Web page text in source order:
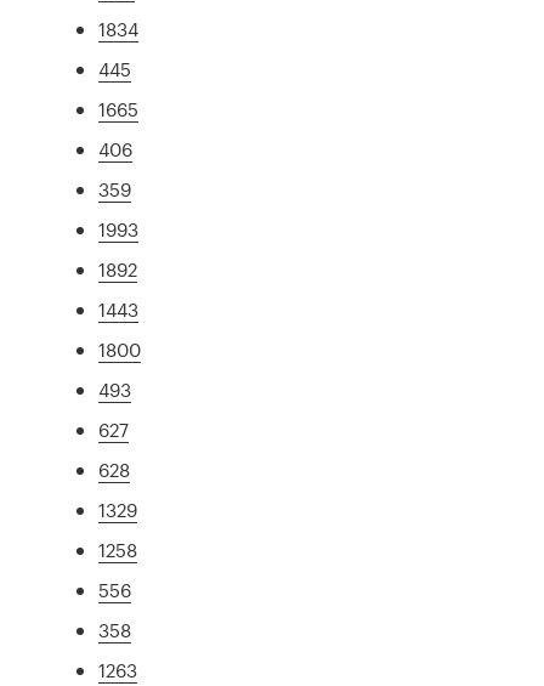
1834
445
1665
406
359
1993
1892
1443
1800
493
627
628
1329
1258
556
358
1263